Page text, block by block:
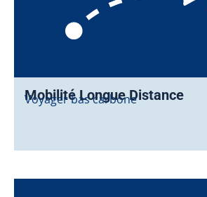
Mobilité Longue Distance
Voyager bas carbone